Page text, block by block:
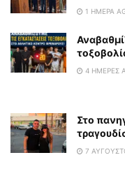
1 ΗΜΈΡΑ
4 ΗΜΈΡΕΣ
Στο
7